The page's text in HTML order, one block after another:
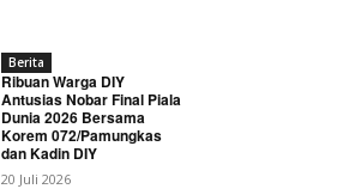
Berita
Ribuan Warga DIY
Antusias Nobar Final Piala
Dunia 2026 Bersama
Korem 072/Pamungkas
dan Kadin DIY
20 Juli 2026